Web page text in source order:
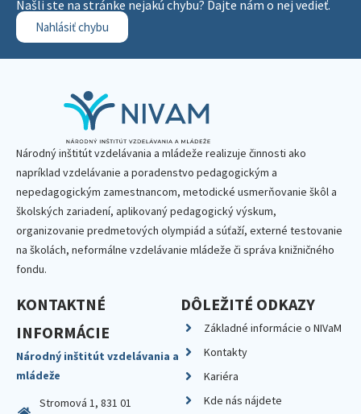
Našli ste na stránke nejakú chybu? Dajte nám o nej vedieť.
Nahlásiť chybu
Národný inštitút vzdelávania a mládeže realizuje činnosti ako
napríklad vzdelávanie a poradenstvo pedagogickým a
nepedagogickým zamestnancom, metodické usmerňovanie škôl a
školských zariadení, aplikovaný pedagogický výskum,
organizovanie predmetových olympiád a súťaží, externé testovanie
na školách, neformálne vzdelávanie mládeže či správa knižničného
fondu.
KONTAKTNÉ
INFORMÁCIE
Národný inštitút vzdelávania a
mládeže
Stromová 1, 831 01
DÔLEŽITÉ ODKAZY
Základné informácie o NIVaM
Kontakty
Kariéra
Kde nás nájdete